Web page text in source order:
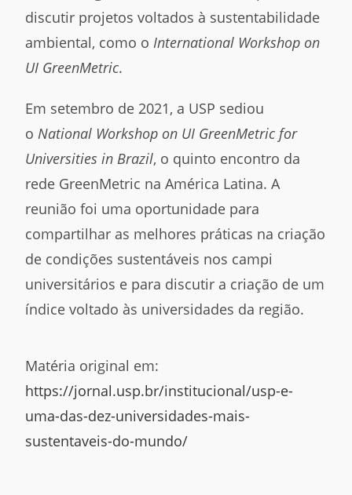
discutir projetos voltados à sustentabilidade
ambiental, como oInternational Workshop on
UI GreenMetric.
Em setembro de 2021, a USP sediou
oNational Workshop on UI GreenMetric for
Universities in Brazil, o quinto encontro da
rede GreenMetric na América Latina. A
reunião foi uma oportunidade para
compartilhar as melhores práticas na criação
de condições sustentáveis nos campi
universitários e para discutir a criação de um
índice voltado às universidades da região.
Matéria original em:
https://jornal.usp.br/institucional/usp-e-
uma-das-dez-universidades-mais-
sustentaveis-do-mundo/